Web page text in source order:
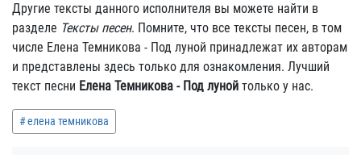
Другие тексты данного исполнителя вы можете найти в
разделе Тексты песен. Помните, что все тексты песен, в том
числе Елена Темникова - Под луной принадлежат их авторам
и представлены здесь только для ознакомления. Лучший
текст песни Елена Темникова - Под луной только у нас.
елена темникова